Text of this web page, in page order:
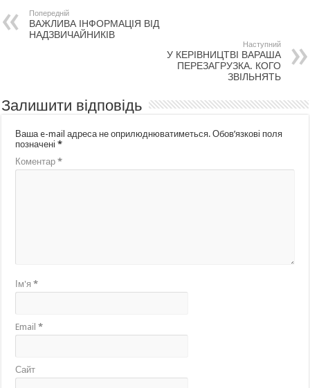
Попередній
ВАЖЛИВА ІНФОРМАЦІЯ ВІД
НАДЗВИЧАЙНИКІВ
Наступний
У КЕРІВНИЦТВІ ВАРАША
ПЕРЕЗАГРУЗКА. КОГО
ЗВІЛЬНЯТЬ
Залишити відповідь
Ваша e-mail адреса не оприлюднюватиметься. Обов’язкові поля
позначені*
Коментар*
Ім'я*
Email*
Сайт